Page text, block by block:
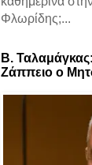
Φλωρίδης;...
Β.
Ζάππειο ο